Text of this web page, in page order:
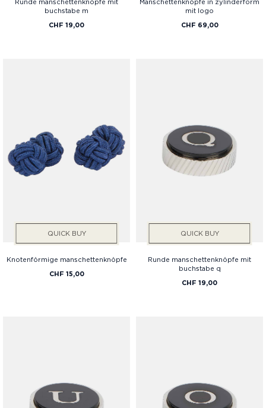
Runde manschettenknöpfe mit
buchstabe m
CHF 19,00
Manschettenknöpfe in zylinderform
mit logo
CHF 69,00
QUICK BUY
Knotenförmige manschettenknöpfe
CHF 15,00
QUICK BUY
Runde manschettenknöpfe mit
buchstabe q
CHF 19,00